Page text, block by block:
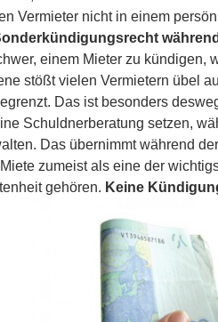
Vermieter nicht in einem
einem Mieter zu kündigen,
stößt vielen Vermietern übel
Das ist besonders
Schuldnerberatung setzen,
Das übernimmt während
zumeist als eine der
gehören. Keine